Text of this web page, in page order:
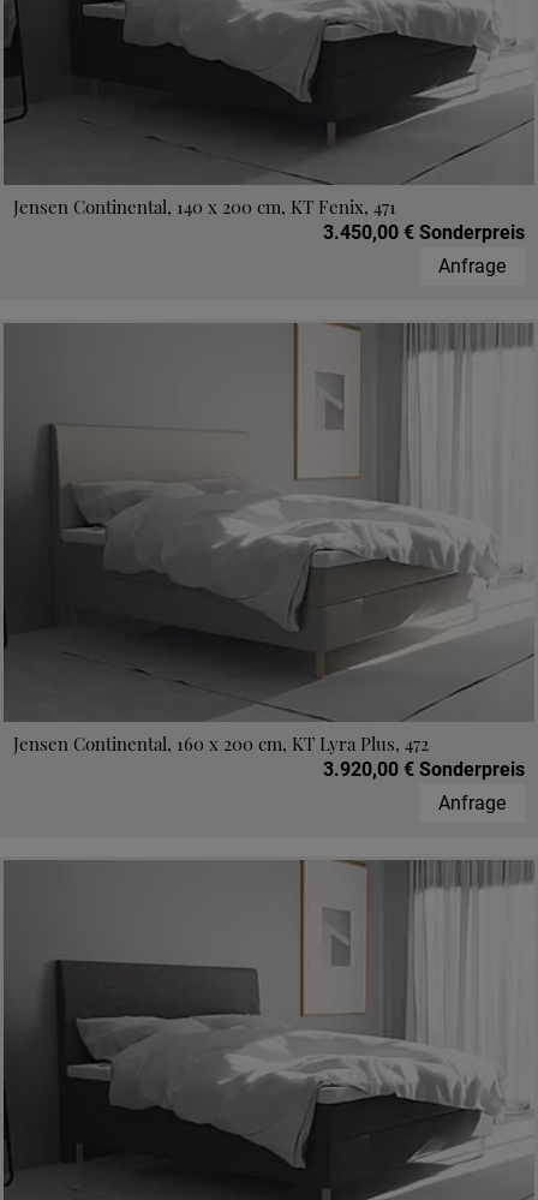
Jensen Continental, 140 x 200 cm, KT Fenix, 471
3.450,00 € Sonderpreis
Anfrage
Jensen Continental, 160 x 200 cm, KT Lyra Plus, 472
3.920,00 € Sonderpreis
Anfrage